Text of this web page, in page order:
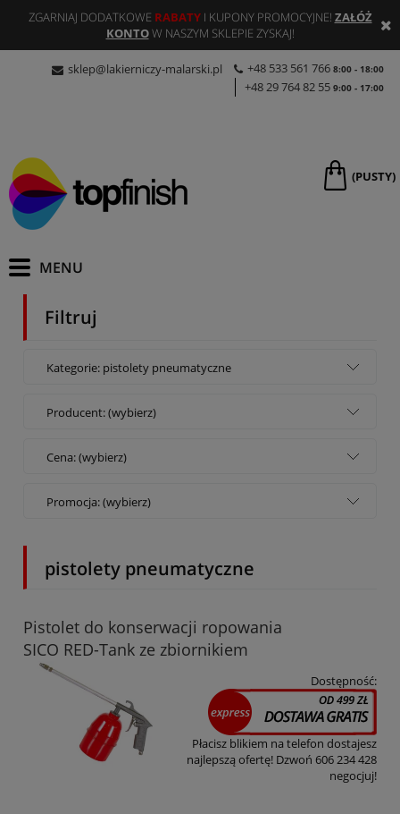
ZGARNIAJ DODATKOWE RABATYI KUPONY PROMOCYJNE! ZAŁÓŻ
KONTOW NASZYM SKLEPIE ZYSKAJ!
sklep@lakierniczy-malarski.pl +48 533 561 766 8:00 - 18:00
+48 29 764 82 55 9:00 - 17:00
(PUSTY)
Filtruj
Kategorie: pistolety pneumatyczne
Producent: (wybierz)
Cena: (wybierz)
Promocja: (wybierz)
pistolety pneumatyczne
Pistolet do konserwacji ropowania
SICO RED-Tank ze zbiornikiem
Dostępność:
Płacisz blikiem na telefon dostajesz
najlepszą ofertę! Dzwoń 606 234 428
negocjuj!